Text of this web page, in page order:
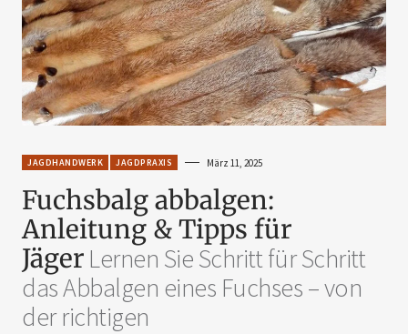
JAGDHANDWERK JAGDPRAXIS März 11, 2025
Fuchsbalg abbalgen:
Anleitung & Tipps für
JägerLernen Sie Schritt für Schritt
das Abbalgen eines Fuchses – von
der richtigen